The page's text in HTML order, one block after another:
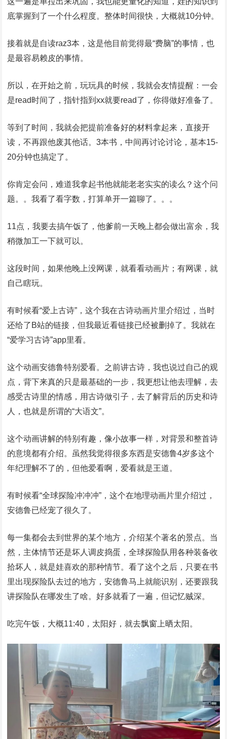
底掌握到了一个什么程度。整体时间很快，大概就10分钟。
接着就是自读raz3本，这是他目前觉得最“费脑”的事情，也
是最容易赖皮的事情。
所以，在开始之前，玩玩具的时候，我就会友情提醒：一会
是read时间了，指针指到xx就要read了，你得做好准备了。
等到了时间，我就会把提前准备好的材料拿起来，直接开
读，不再跟他废其他话。3本书，中间再讨论讨论，基本15-
20分钟也搞定了。
你肯定会问，难道我拿起书他就能老老实实的读么？这个问
题。。我看了看字数，打算单开一篇聊了。。。
11点，我要去搞午饭了，他爹前一天晚上都会做出富余，我
稍微加工一下就可以。
这段时间，如果他晚上没网课，就看看动画片；有网课，就
自己瞎玩。
有时候看“爱上古诗”，这个我在古诗动画片里介绍过，当时
还给了B站的链接，但我最近看链接已经被删掉了。我就在
“爱学习古诗”app里看。
这个动画安德鲁特别爱看。之前讲古诗，我也说过自己的观
点，背下来真的只是最基础的一步，我更想让他去理解，去
感受古诗里的情感，用古诗做引子，去了解背后的历史和诗
人，也就是所谓的“大语文”。
这个动画讲解的特别有趣，像小故事一样，对背景和整首诗
的意境都有介绍。虽然我觉得很多东西是安德鲁4岁多这个
年纪理解不了的，但他爱看啊，爱看就是王道。
有时候看“全球探险冲冲冲”，这个在地理动画片里介绍过，
安德鲁已经宠了很久了。
每一集都会去到世界的某个地方，介绍某个著名的景点。当
然，主体情节还是坏人调皮捣蛋，全球探险队用各种装备收
拾坏人，就是娃喜欢的那种情节。看了这个之后，只要在书
里出现探险队去过的地方，安德鲁马上就能识别，还要跟我
讲探险队在哪发生了啥。好多就看了一遍，但记忆贼深。
吃完午饭，大概11:40，太阳好，就去飘窗上晒太阳。